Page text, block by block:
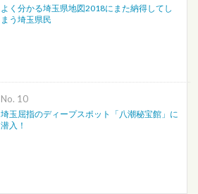
よく分かる埼玉県地図2018にまた納得してし
まう埼玉県民
No.
埼玉屈指のディープスポット「八潮秘宝館」に
潜入！